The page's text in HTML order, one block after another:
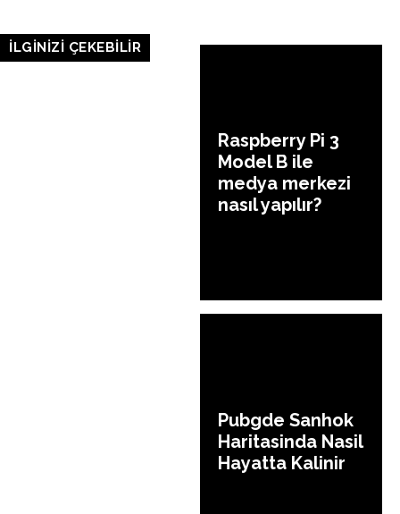
İLGİNİZİ ÇEKEBİLİR
Raspberry Pi 3
Model B ile
medya merkezi
nasıl yapılır?
Pubgde Sanhok
Haritasinda Nasil
Hayatta Kalinir